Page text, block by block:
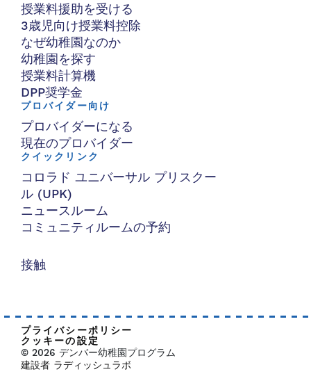
授業料援助を受ける
3歳児向け授業料控除
なぜ幼稚園なのか
幼稚園を探す
授業料計算機
DPP奨学金
プロバイダー向け
プロバイダーになる
現在のプロバイダー
クイックリンク
コロラド ユニバーサル プリスクー
ル (UPK)
ニュースルーム
コミュニティルームの予約
接触
プライバシーポリシー
クッキーの設定
© 2026 デンバー幼稚園プログラム
建設者 ラディッシュラボ